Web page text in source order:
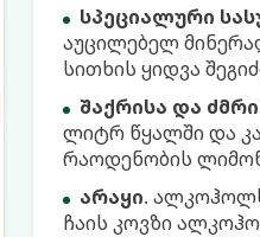
სპეციალური
აუცილებელ
სითხის ყიდვა
შაქრისა და
ლიტრ წყალში და
რაოდენობის
არაყი. ალკოჰოლს
ჩაის კოვზი